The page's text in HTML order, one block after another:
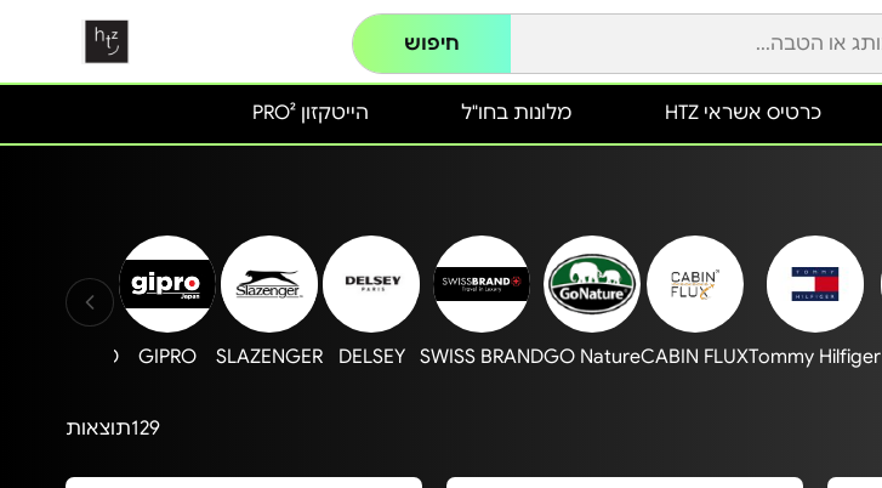
חיפוש
הייטקזון PRO² מלונות בחו"ל כרטיס אשראי HTZ
Tommy Hilfiger
CABIN FLUX
GO Nature
SWISS BRAND
DELSEY
SLAZENGER
GIPRO
MARSHMELO
129תוצאות